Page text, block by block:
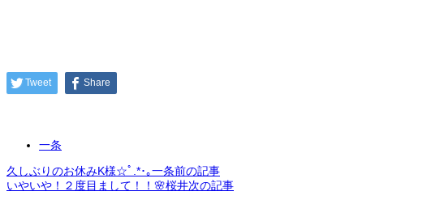
Tweet Share
一条
久しぶりのお休みK様☆ﾟ.*･｡一条前の記事
いやいや！２度目まして！！🌸桜井次の記事